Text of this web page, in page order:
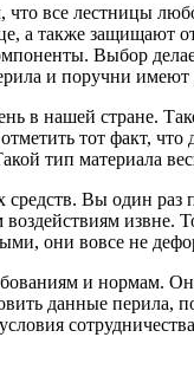
что все лестницы
а также защищают
Выбор
и поручни
в нашей стране.
тот факт,
тип материала
Вы один
они вовсе не
и нормам.
данные